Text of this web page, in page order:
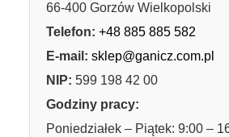
66-400 Gorzów Wielkopolski
Telefon: +48 885 885 582
E-mail: sklep@ganicz.com.pl
NIP: 599 198 42 00
Godziny pracy:
Poniedziałek – Piątek: 9:00 –